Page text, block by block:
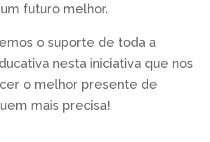
futuro melhor.
o suporte de toda a
nesta iniciativa que nos
o melhor presente de
mais precisa!